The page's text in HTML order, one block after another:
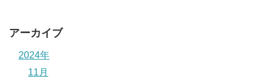
アーカイブ
2024年
11月